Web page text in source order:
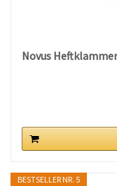
Novus
BESTSELLER NR. 5